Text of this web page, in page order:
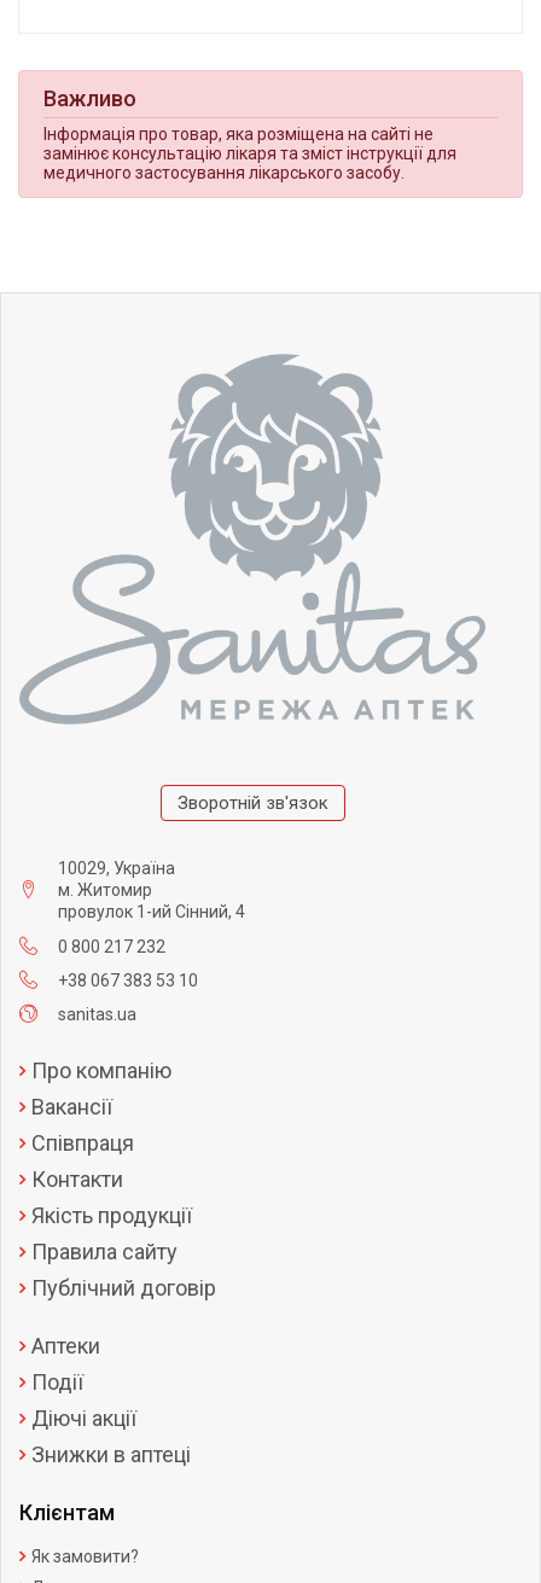
Важливо
Інформація про товар, яка розміщена на сайті не
замінює консультацію лікаря та зміст інструкції для
медичного застосування лікарського засобу.
Зворотній зв'язок
10029, Україна
м. Житомир
провулок 1-ий Сінний, 4
0 800 217 232
+38 067 383 53 10
sanitas.ua
Про компанію
Вакансії
Співпраця
Контакти
Якість продукції
Правила сайту
Публічний договір
Аптеки
Події
Діючі акції
Знижки в аптеці
Клієнтам
Як замовити?